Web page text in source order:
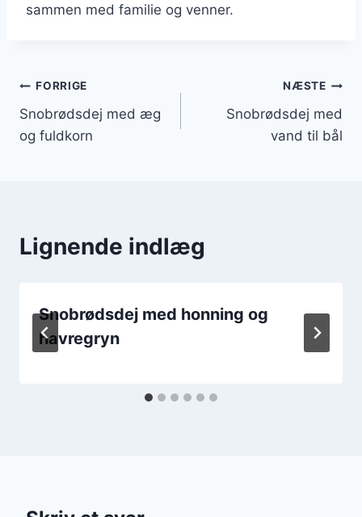
sammen med familie og venner.
Indlægsnavigation
FORRIGE
Snobrødsdej med æg
og fuldkorn
NÆSTE
Snobrødsdej med
vand til bål
Lignende indlæg
Snobrødsdej med honning og
havregryn